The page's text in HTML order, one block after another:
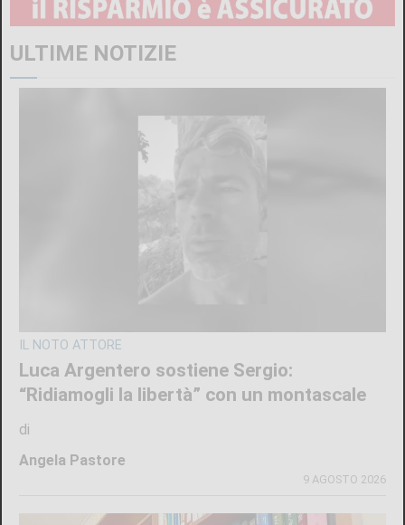
ALTRI ARTICOLI DI QUESTO AUTORE
LANZO
Ciclisti travolti a Lanzo, parla l’investitore:
«Chiedo perdono, un raptus inspiegabile».
Ma le indagini scavano nel suo passato
di
9 AGOSTO 2026